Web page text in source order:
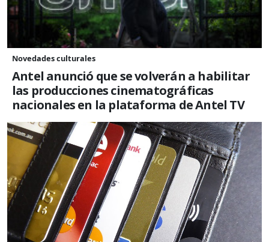
Novedades culturales
Antel anunció que se volverán a habilitar
las producciones cinematográficas
nacionales en la plataforma de Antel TV